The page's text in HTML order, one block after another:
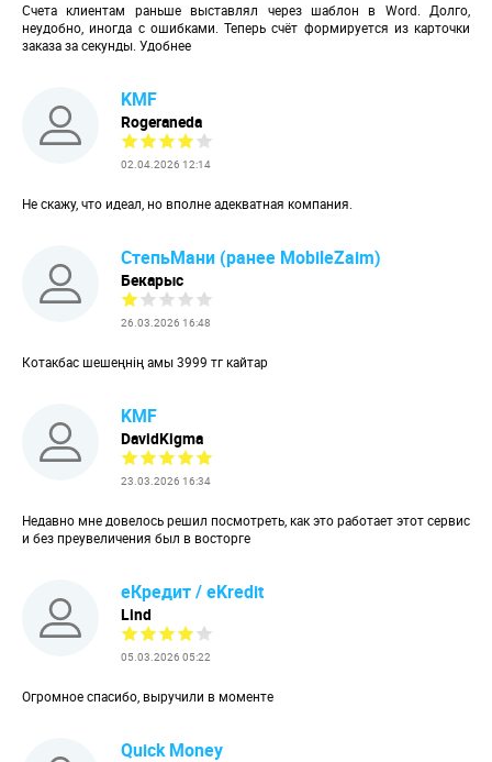
Счета клиентам раньше выставлял через шаблон в Word. Долго,
неудобно, иногда с ошибками. Теперь счёт формируется из карточки
заказа за секунды. Удобнее
KMF
Rogeraneda
02.04.2026 12:14
Не скажу, что идеал, но вполне адекватная компания.
СтепьМани (ранее MobileZaim)
Бекарыс
26.03.2026 16:48
Котакбас шешеңнің амы 3999 тг кайтар
KMF
DavidKigma
23.03.2026 16:34
Недавно мне довелось решил посмотреть, как это работает этот сервис
и без преувеличения был в восторге
еКредит / eKredit
Lind
05.03.2026 05:22
Огромное спасибо, выручили в моменте
Quick Money